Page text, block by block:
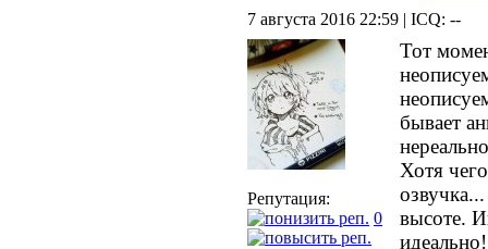
7 августа 2016 22:59 | ICQ: --
Репутация:
0
Тот
бывает
Хотя
высоте.